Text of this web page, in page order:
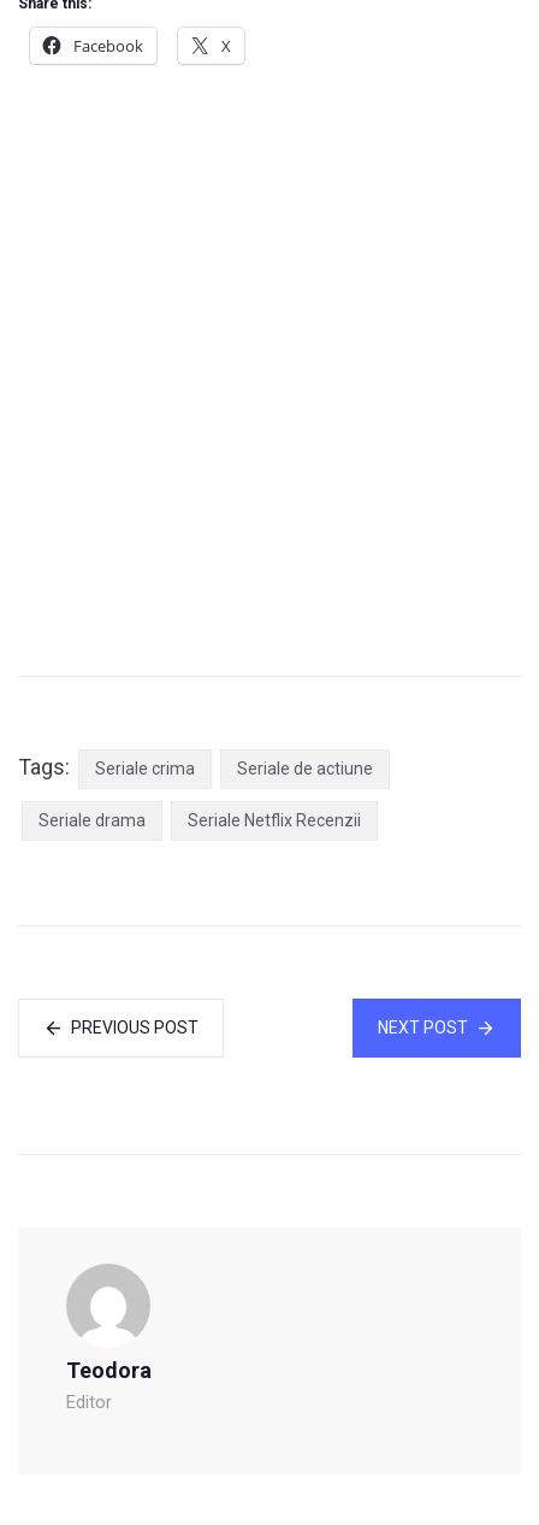
Share this:
Facebook X
Tags: Seriale crima Seriale de actiune
Seriale drama Seriale Netflix Recenzii
PREVIOUS POST NEXT POST
Teodora
Editor